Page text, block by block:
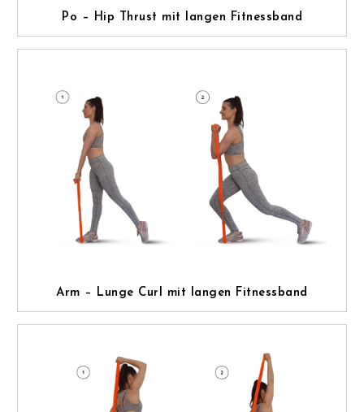
Po – Hip Thrust mit langen Fitnessband
Arm – Lunge Curl mit langen Fitnessband